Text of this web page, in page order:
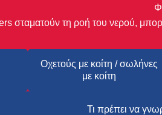
σταματούν τη ροή του νερού,
Οχετούς με κοίτη / σωλήνες
με κοίτη
Τι πρέπει να